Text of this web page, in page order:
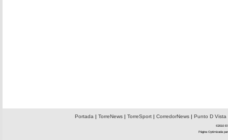
Portada | TorreNews| TorreSport| CorredorNews| Punto D Vista
©2010 El
Página Optimizada